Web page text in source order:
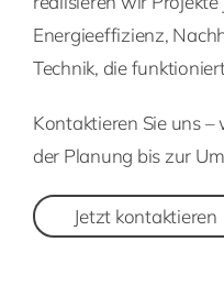
Energieeffizienz,
Technik, die
Kontaktieren Sie uns
der Planung bis zur
Jetzt kontaktieren